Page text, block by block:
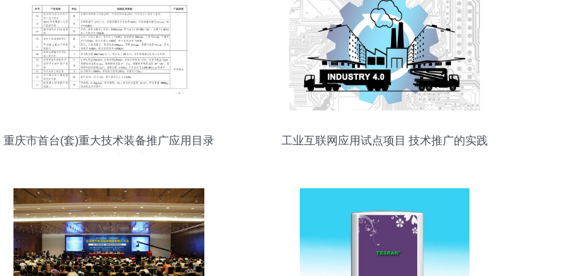
重庆市首台(套)重大技术装备推广应用目录
工业互联网应用试点项目 技术推广的实践